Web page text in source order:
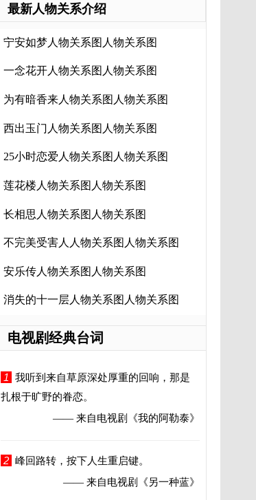
最新人物关系介绍
宁安如梦人物关系图人物关系图
一念花开人物关系图人物关系图
为有暗香来人物关系图人物关系图
西出玉门人物关系图人物关系图
25小时恋爱人物关系图人物关系图
莲花楼人物关系图人物关系图
长相思人物关系图人物关系图
不完美受害人人物关系图人物关系图
安乐传人物关系图人物关系图
消失的十一层人物关系图人物关系图
电视剧经典台词
1
我听到来自草原深处厚重的回响，那是
扎根于旷野的眷恋。
—— 来自电视剧
《我的阿勒泰》
2 峰回路转，按下人生重启键。
—— 来自电视剧
《另一种蓝》